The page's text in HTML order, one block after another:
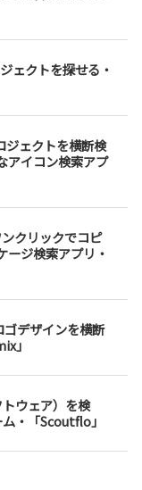
ェクトを探せる・
ジェクトを横断検
アイコン検索アプ
クリックでコピ
ージ検索アプリ・
ゴデザインを横断
」
ウェア）を検
・「Scoutflo」